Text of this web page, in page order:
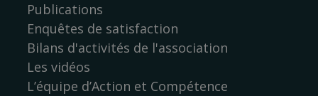
Publications
Enquêtes de satisfaction
Bilans d'activités de l'association
Les vidéos
L’équipe d’Action et Compétence